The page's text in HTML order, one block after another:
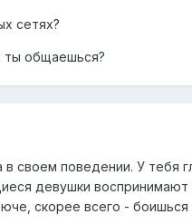
сетях?
ты общаешься?
своем поведении. У
девушки воспринимают
скорее всего -